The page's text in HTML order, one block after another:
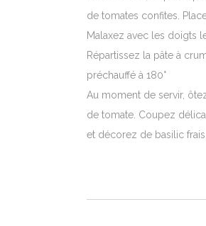
de tomates confites.
Malaxez avec les doigts
Répartissez la pâte à
préchauffé à 180°
Au moment de servir,
de tomate. Coupez
et décorez de basilic frais.